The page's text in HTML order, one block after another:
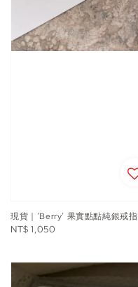
現貨｜’Berry’ 果實點點純銀戒指
Regular
NT$ 1,050